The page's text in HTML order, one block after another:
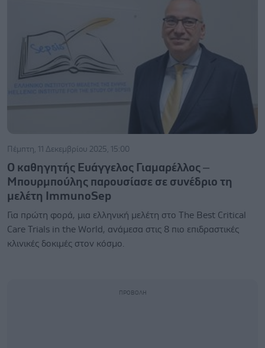
Πέμπτη, 11 Δεκεμβρίου 2025, 15:00
Ο καθηγητής Ευάγγελος Γιαμαρέλλος –
Μπουρμπούλης παρουσίασε σε συνέδριο τη
μελέτη ImmunoSep
Για πρώτη φορά, μια ελληνική μελέτη στο The Best Critical
Care Trials in the World, ανάμεσα στις 8 πιο επιδραστικές
κλινικές δοκιμές στον κόσμο.